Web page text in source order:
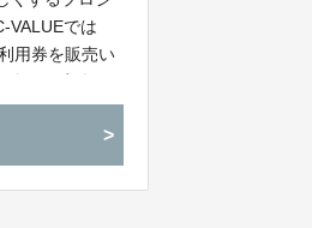
VALUEでは
用券を販売い
レーションパ